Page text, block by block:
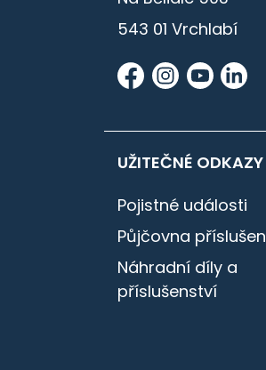
543 01 Vrchlabí
UŽITEČNÉ ODKAZY
Pojistné události
Půjčovna
Náhradní díly a
příslušenství